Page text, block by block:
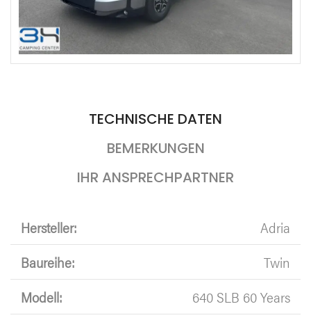
TECHNISCHE DATEN
BEMERKUNGEN
IHR ANSPRECHPARTNER
Hersteller:
Adria
Baureihe:
Twin
Modell:
640 SLB 60 Years